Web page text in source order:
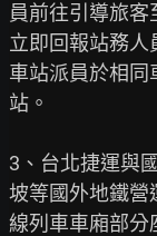
員前往引導旅
立即回報站務人
車站派員於相同
站。
3、台北捷運與
坡等國外地鐵營
線列車車廂部分